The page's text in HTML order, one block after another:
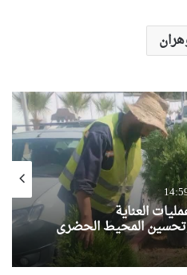
العناية
المحيط الحضري